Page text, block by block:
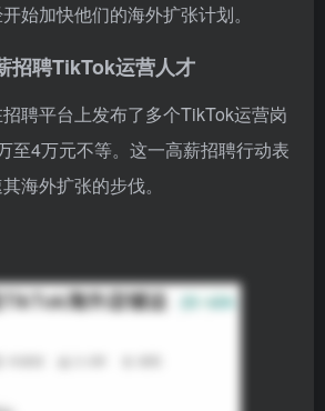
始加快他们的海外扩张计划。
招聘TikTok运营人才
聘平台上发布了多个TikTok运营岗
至4万元不等。这一高薪招聘行动表
海外扩张的步伐。